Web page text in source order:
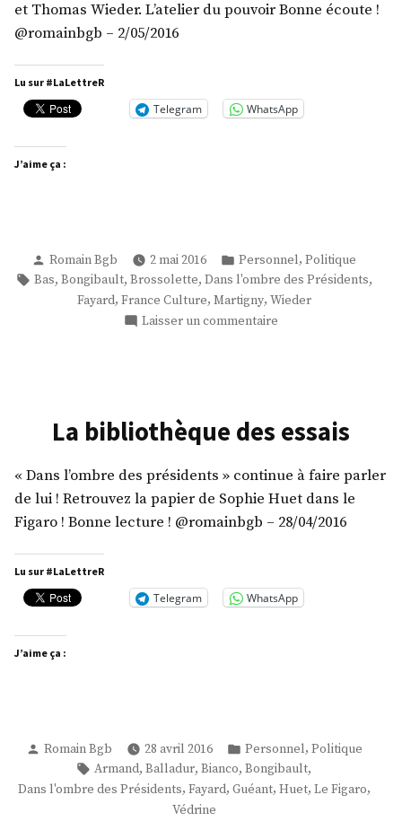
et Thomas Wieder. L’atelier du pouvoir Bonne écoute !
@romainbgb – 2/05/2016
Lu sur #LaLettreR
Telegram WhatsApp
J’aime ça :
Publié
par
Romain Bgb 2 mai 2016
Publié
dans
Personnel, Politique
Étiquettes :
Bas, Bongibault, Brossolette, Dans l'ombre des Présidents,
Fayard, France Culture, Martigny, Wieder
Laisser un commentaire
30/04/2016
La bibliothèque des essais
« Dans l’ombre des présidents » continue à faire parler
de lui ! Retrouvez la papier de Sophie Huet dans le
Figaro ! Bonne lecture ! @romainbgb – 28/04/2016
Lu sur #LaLettreR
Telegram WhatsApp
J’aime ça :
Publié
Romain Bgb 28 avril 2016
Publié
dans
Personnel, Politique
Étiquettes :
Armand, Balladur, Bianco, Bongibault,
Dans l'ombre des Présidents, Fayard, Guéant, Huet, Le Figaro,
Védrine